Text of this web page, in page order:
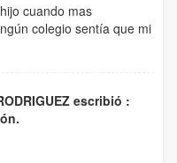
cuando mas
colegio sentía que mi
escribió :